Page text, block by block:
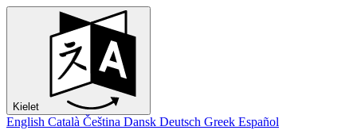
Kielet
English Català Čeština Dansk Deutsch Greek Español